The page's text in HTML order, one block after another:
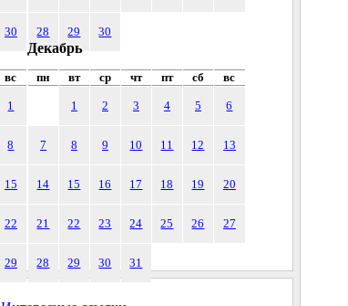
30 28 29 30
вс
1
8
15
22
29
Декабрь
пн вт ср чт пт сб вс
1 2 3 4 5 6
7 8 9 10 11 12 13
14 15 16 17 18 19 20
21 22 23 24 25 26 27
28 29 30 31